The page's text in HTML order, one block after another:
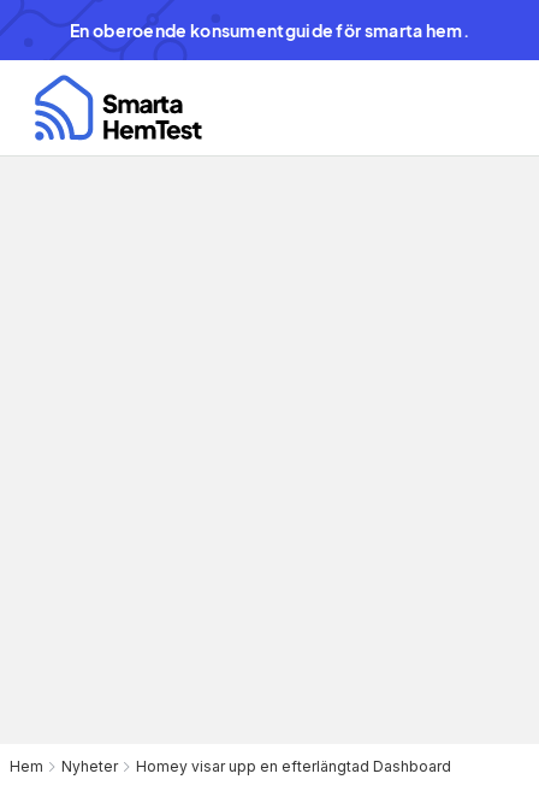
En oberoende konsumentguide för smarta hem.
Hem Nyheter Homey visar upp en efterlängtad Dashboard